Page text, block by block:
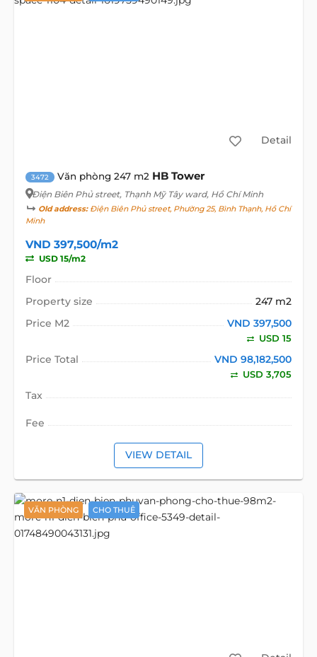
Detail
3472 Văn phòng 247 m2 HB Tower
Điện Biên Phủ street, Thạnh Mỹ Tây ward, Hồ Chí Minh
Old address:Điện Biên Phủ street, Phường 25, Bình Thạnh, Hồ Chí
Minh
VND 397,500/m2
USD 15/m2
Floor
Property size
247 m2
Price M2
VND 397,500
USD 15
Price Total VND 98,182,500
USD 3,705
Tax
Fee
VIEW DETAIL
VĂN PHÒNG CHO THUÊ